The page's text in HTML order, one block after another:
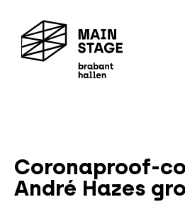
Coronaproof-
André Hazes